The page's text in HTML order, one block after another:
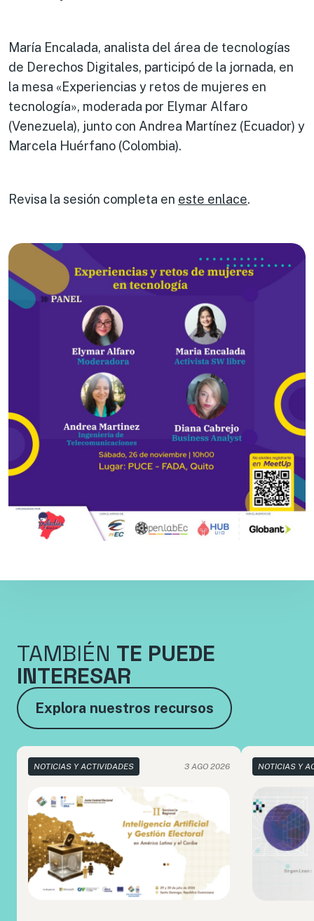
María Encalada, analista del área de tecnologías
de Derechos Digitales, participó de la jornada, en
la mesa «Experiencias y retos de mujeres en
tecnología», moderada por Elymar Alfaro
(Venezuela), junto con Andrea Martínez (Ecuador) y
Marcela Huérfano (Colombia).
Revisa la sesión completa en este enlace.
TAMBIÉN TE PUEDE
INTERESAR
Explora nuestros recursos
NOTICIAS Y ACTIVIDADES 3 AGO 2026 NOTICIAS Y